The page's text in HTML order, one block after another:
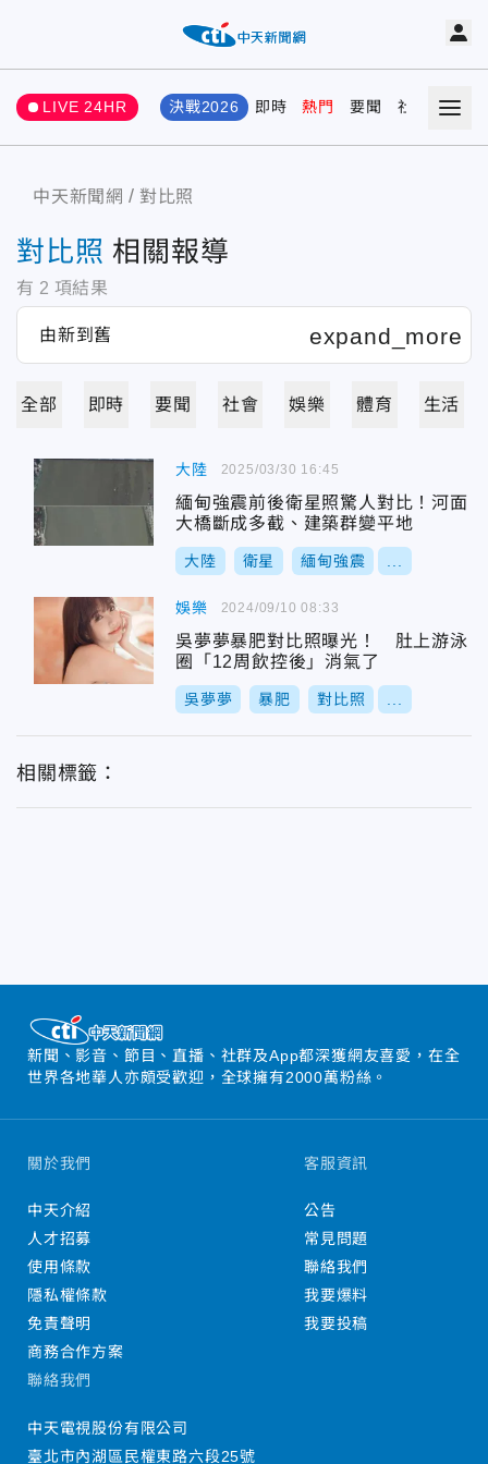
LIVE 24HR 決戰2026 即時 熱門 要聞 社會 娛樂
中天新聞網 對比照
對比照 相關報導
有 2 項結果
全部 即時 要聞 社會 娛樂 體育 生活
大陸
緬甸強震前後衛星照驚人對比！河面
大橋斷成多截、建築群變平地
大陸 衛星 緬甸強震
2025/03/30 16:45
娛樂
吳夢夢暴肥對比照曝光！ 肚上游泳
圈「12周飲控後」消氣了
吳夢夢 暴肥 對比照
2024/09/10 08:33
相關標籤：
新聞、影音、節目、直播、社群及App都深獲網友喜愛，在全
世界各地華人亦頗受歡迎，全球擁有2000萬粉絲。
關於我們
中天介紹
人才招募
使用條款
隱私權條款
免責聲明
商務合作方案
客服資訊
公告
常見問題
聯絡我們
我要爆料
我要投稿
聯絡我們
中天電視股份有限公司
臺北市內湖區民權東路六段25號